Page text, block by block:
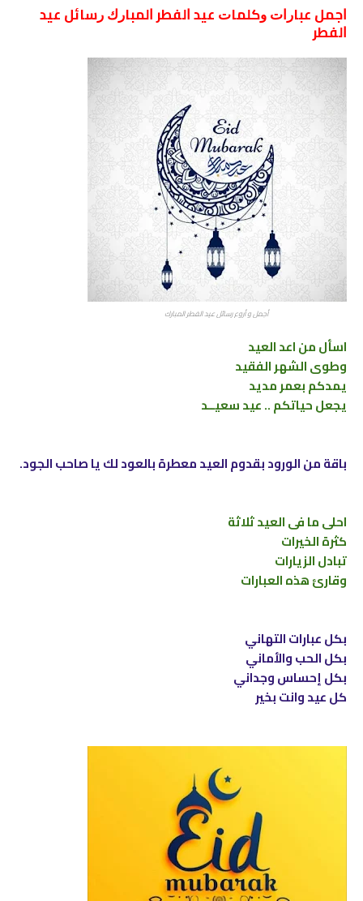
ﺍﺟﻤﻞ ﻋﺒﺎﺭﺍﺕ ﻭﻛﻠﻤﺎﺕ ﻋﻴﺪ ﺍﻟﻔﻄﺮ ﺍﻟﻤﺒﺎﺭﻙ ﺭﺳﺎﺋﻞ ﻋﻴﺪ
ﺍﻟﻔﻄﺮ
أجمل و أروع رسائل عيد الفطر المبارك
اسأل من اعد العيد
وطوى الشهر الفقيد
يمدكم بعمر مديد
يجعل حياتكم .. عيد سعيــد
باقة من الورود بقدوم العيد معطرة بالعود لك يا صاحب الجود.
احلى ما فى العيد ثلاثة
كثرة الخيرات
تبادل الزيارات
وقارئ هذه العبارات
بكل عبارات التهاني
بكل الحب والأماني
بكل إحساس وجداني
كل عيد وانت بخير